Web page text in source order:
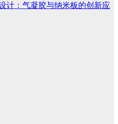
计：气凝胶与纳米板的创新应